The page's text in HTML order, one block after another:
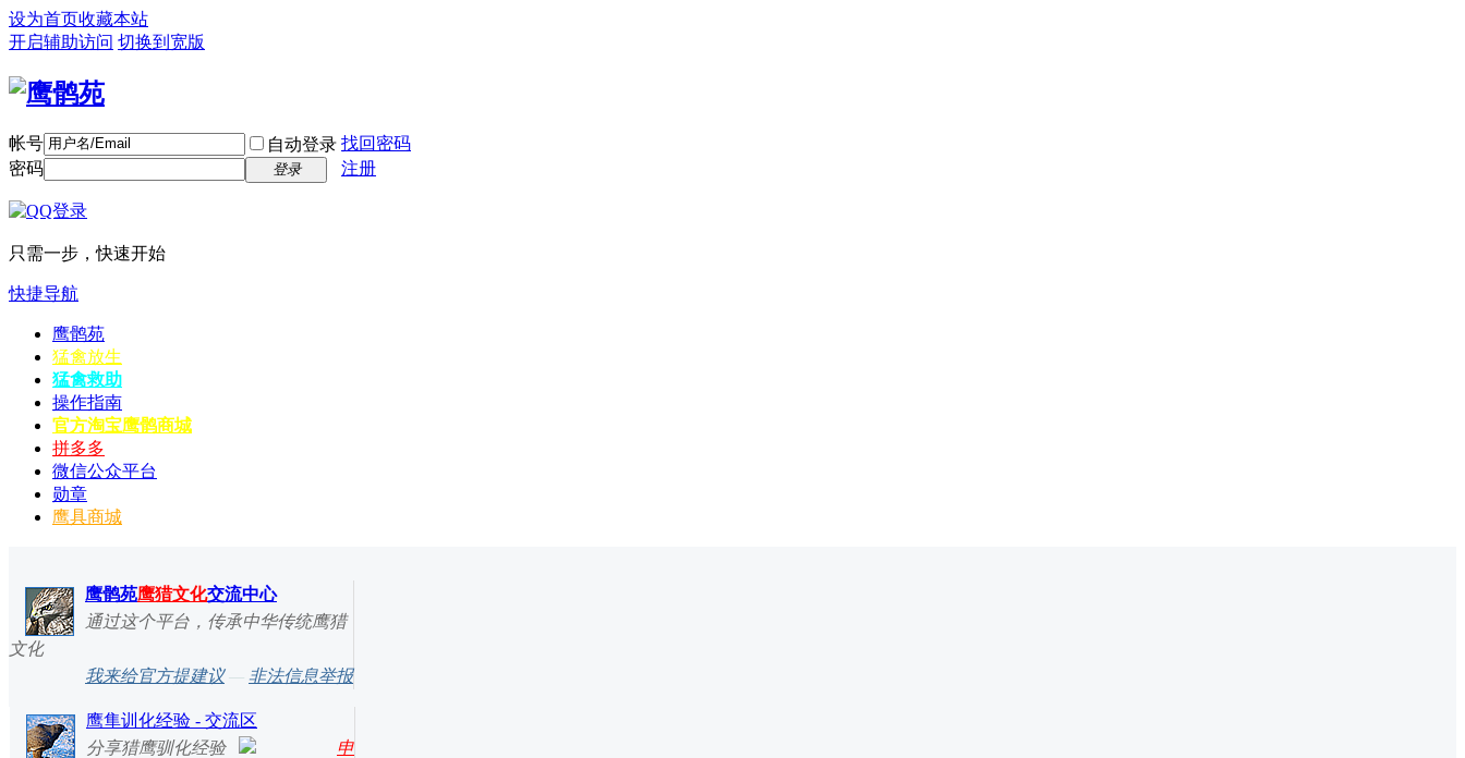
设为首页收藏本站
开启辅助访问 切换到宽版
帐号 自动登录 找回密码
密码
登录 注册
只需一步，快速开始
快捷导航
鹰鹘苑
猛禽放生
猛禽救助
操作指南
官方淘宝鹰鹘商城
拼多多
微信公众平台
勋章
鹰具商城
鹰鹘苑鹰猎文化交流中心
通过这个平台，传承中华传统鹰猎
文化
我来给官方提建议— 非法信息举报
鹰隼训化经验 - 交流区
分享猎鹰驯化经验
申